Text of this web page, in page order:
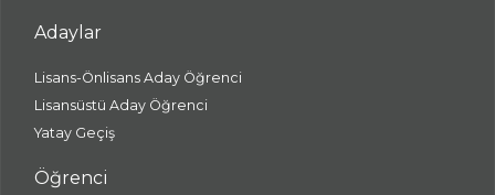
Adaylar
Lisans-Önlisans Aday Öğrenci
Lisansüstü Aday Öğrenci
Yatay Geçiş
Öğrenci